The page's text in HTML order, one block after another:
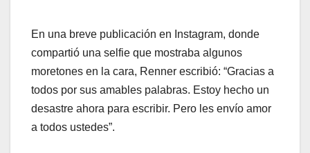
En una breve publicación en Instagram, donde
compartió una selfie que mostraba algunos
moretones en la cara, Renner escribió: “Gracias a
todos por sus amables palabras. Estoy hecho un
desastre ahora para escribir. Pero les envío amor
a todos ustedes”.